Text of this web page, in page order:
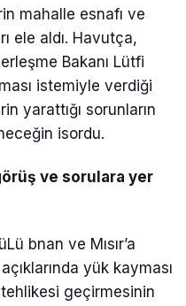
mahalle esnafı ve
ele aldı. Havutça,
Bakanı Lütfi
istemiyle verdiği
yarattığı sorunların
isordu.
ve sorulara yer
bnan ve Mısır’a
yük kayması
geçirmesinin